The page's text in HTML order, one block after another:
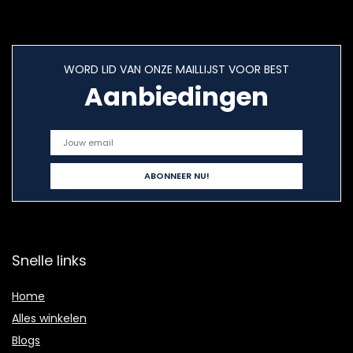
WORD LID VAN ONZE MAILLIJST VOOR BEST
Aanbiedingen
Snelle links
Home
Alles winkelen
Blogs